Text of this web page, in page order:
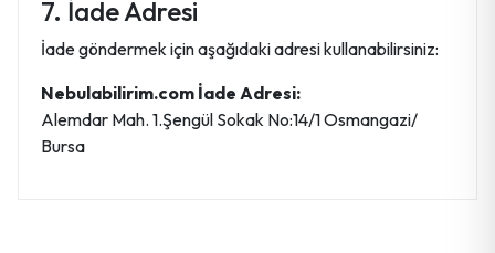
7. İade Adresi
İade göndermek için aşağıdaki adresi kullanabilirsiniz:
Nebulabilirim.com İade Adresi:
Alemdar Mah. 1.Şengül Sokak No:14/1 Osmangazi/
Bursa